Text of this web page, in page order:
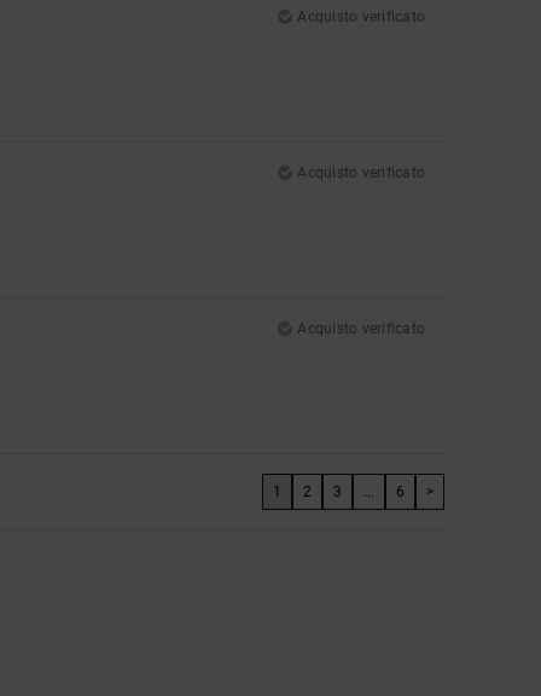
Acquisto verificato
Acquisto verificato
Acquisto verificato
1 2 3 ... 6 >